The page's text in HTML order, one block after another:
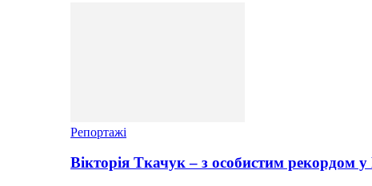
Репортажі
Вікторія Ткачук – з особистим рекордом у